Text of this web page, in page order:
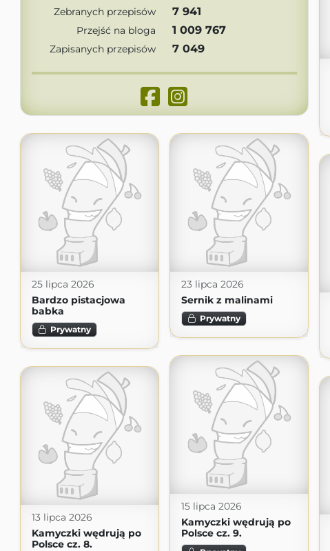
Zebranych przepisów 7 941
Przejść na bloga 1 009 767
Zapisanych przepisów 7 049
25 lipca 2026
Bardzo pistacjowa
babka
Prywatny
23 lipca 2026
Sernik z malinami
Prywatny
15 lipca 2026
Kamyczki wędrują po
Polsce cz. 9.
13 lipca 2026
Kamyczki wędrują po
Polsce cz. 8.